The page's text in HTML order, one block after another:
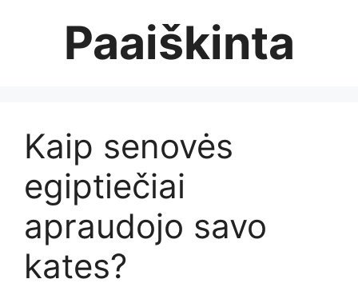
Paaiškinta
Kaip senovės
egiptiečiai
apraudojo savo
kates?